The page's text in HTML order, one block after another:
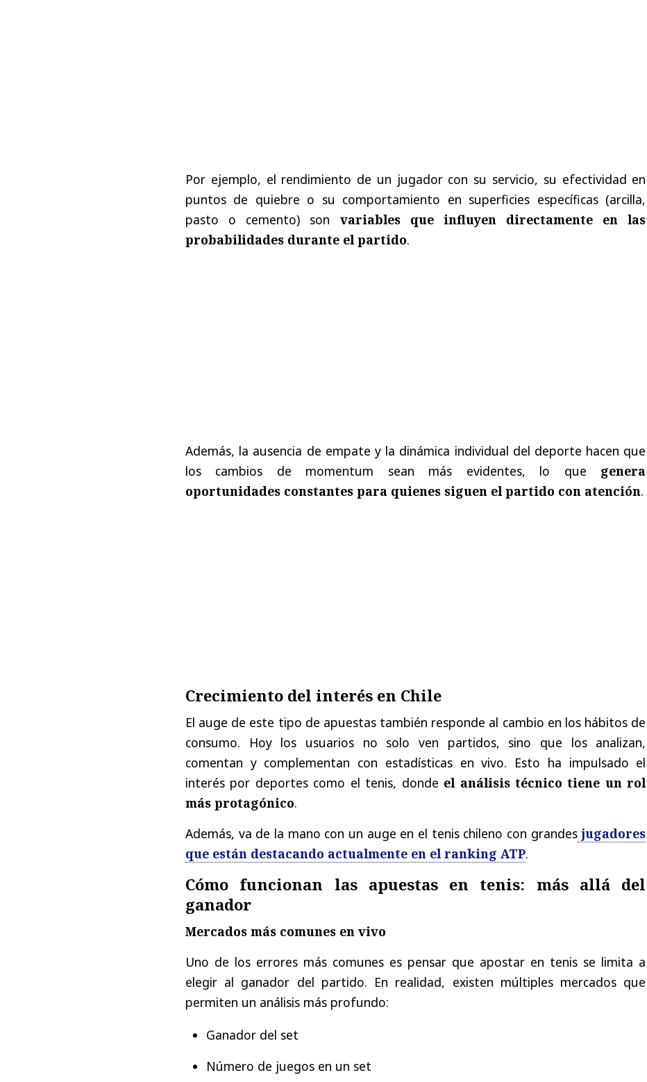
Por ejemplo, el rendimiento de un jugador con su servicio, su efectividad en
puntos de quiebre o su comportamiento en superficies específicas (arcilla,
pasto o cemento) son variables que influyen directamente en las
probabilidades durante el partido.
Además, la ausencia de empate y la dinámica individual del deporte hacen que
los cambios de momentum sean más evidentes, lo que genera
oportunidades constantes para quienes siguen el partido con atención.
Crecimiento del interés en Chile
El auge de este tipo de apuestas también responde al cambio en los hábitos de
consumo. Hoy los usuarios no solo ven partidos, sino que los analizan,
comentan y complementan con estadísticas en vivo. Esto ha impulsado el
interés por deportes como el tenis, donde el análisis técnico tiene un rol
más protagónico.
Además, va de la mano con un auge en el tenis chileno con grandesjugadores
que están destacando actualmente en el ranking ATP.
Cómo funcionan las apuestas en tenis: más allá del
ganador
Mercados más comunes en vivo
Uno de los errores más comunes es pensar que apostar en tenis se limita a
elegir al ganador del partido. En realidad, existen múltiples mercados que
permiten un análisis más profundo:
Ganador del set
Número de juegos en un set